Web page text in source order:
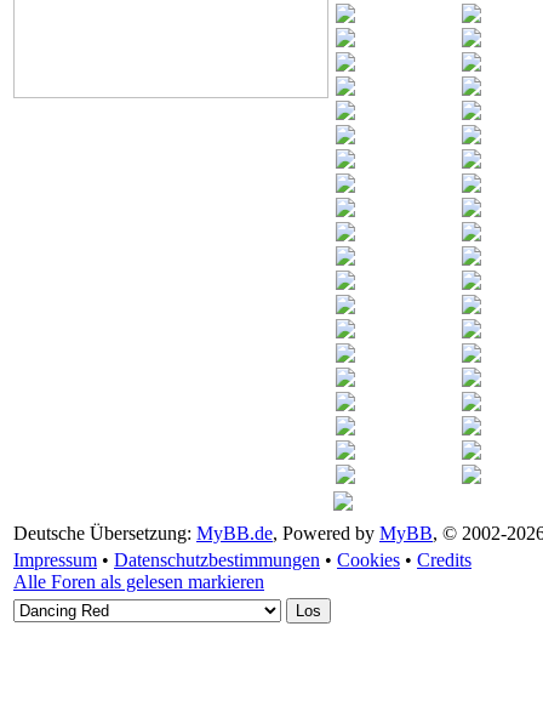
Deutsche Übersetzung: MyBB.de, Powered by MyBB, © 2002-
Impressum • Datenschutzbestimmungen • Cookies • Credits
Alle Foren als gelesen markieren